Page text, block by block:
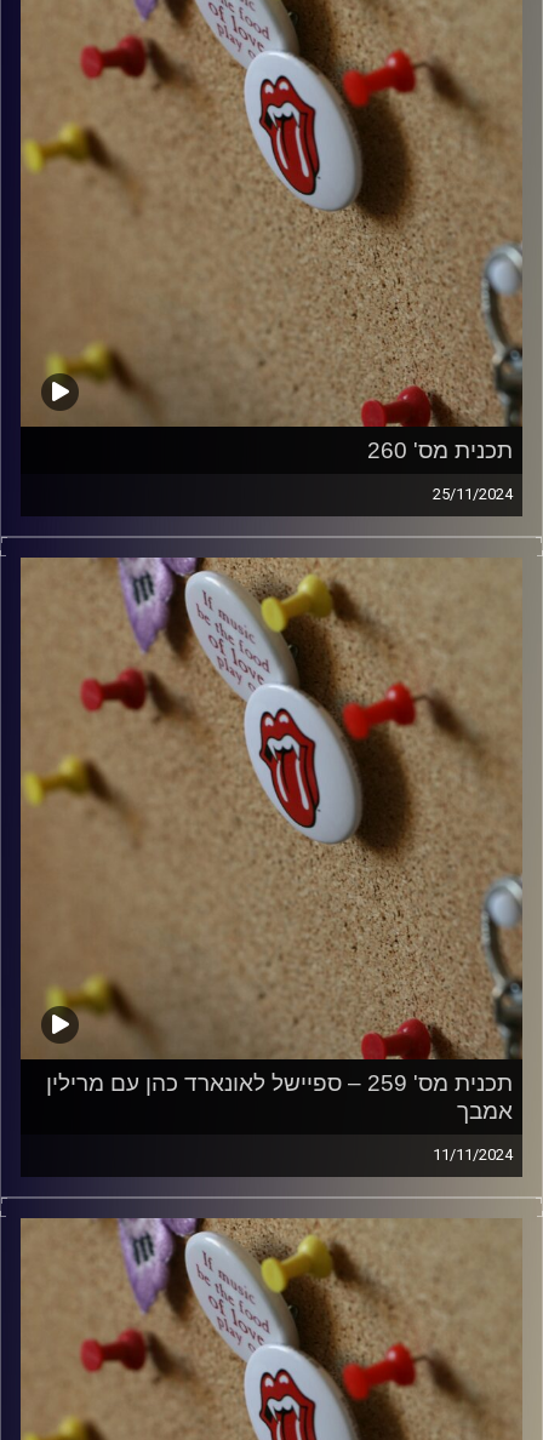
תכנית מס' 260
25/11/2024
קלאסיקות רוק עם אורן הוף
włodi
תכנית מס' 259 – ספיישל לאונארד כהן עם מרילין
אמבך
11/11/2024
קלאסיקות רוק עם אורן הוף
włodi